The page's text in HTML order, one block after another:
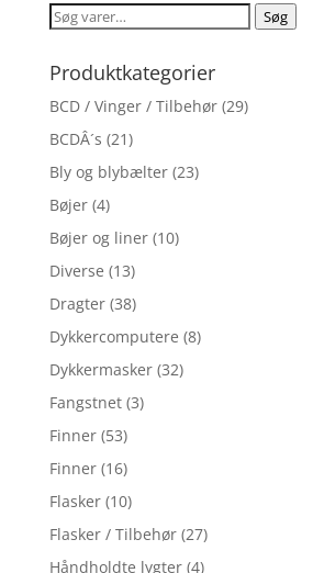
Søg
Søg
Produktkategorier
BCD / Vinger / Tilbehør (29)
BCDÂ´s (21)
Bly og blybælter (23)
Bøjer (4)
Bøjer og liner (10)
Diverse (13)
Dragter (38)
Dykkercomputere (8)
Dykkermasker (32)
Fangstnet (3)
Finner (53)
Finner (16)
Flasker (10)
Flasker / Tilbehør (27)
Håndholdte lygter (4)